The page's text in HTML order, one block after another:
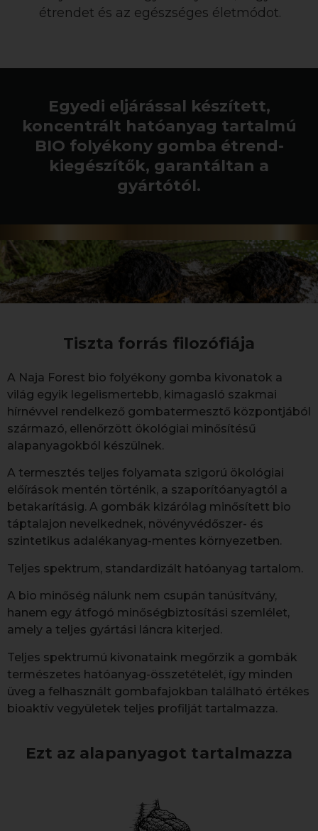
étrendet és az egészséges életmódot.
Egyedi eljárással készített,
koncentrált hatóanyag tartalmú
BIO folyékony gomba étrend-
kiegészítők, garantáltan a
gyártótól.
Tiszta forrás filozófiája
A Naja Forest bio folyékony gomba kivonatok a
világ egyik legelismertebb, kimagasló szakmai
hírnévvel rendelkező gombatermesztő központjából
származó, ellenőrzött ökológiai minősítésű
alapanyagokból készülnek.
A termesztés teljes folyamata szigorú ökológiai
előírások mentén történik, a szaporítóanyagtól a
betakarításig. A gombák kizárólag minősített bio
táptalajon nevelkednek, növényvédőszer- és
szintetikus adalékanyag-mentes környezetben.
Teljes spektrum, standardizált hatóanyag tartalom.
A bio minőség nálunk nem csupán tanúsítvány,
hanem egy átfogó minőségbiztosítási szemlélet,
amely a teljes gyártási láncra kiterjed.
Teljes spektrumú kivonataink megőrzik a gombák
természetes hatóanyag-összetételét, így minden
üveg a felhasznált gombafajokban található értékes
bioaktív vegyületek teljes profilját tartalmazza.
Ezt az alapanyagot tartalmazza